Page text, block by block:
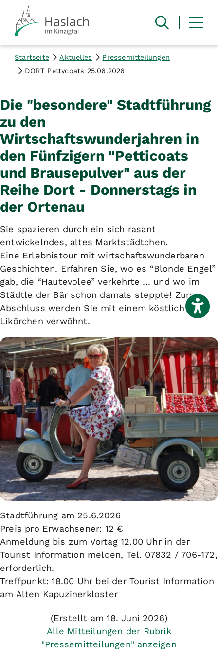
Startseite Aktuelles
Pressemitteilungen
DORT Pettycoats 25.06.2026
Die "besondere" Stadtführung
zu den
Wirtschaftswunderjahren in
den Fünfzigern "Petticoats
und Brausepulver" aus der
Reihe Dort - Donnerstags in
der Ortenau
Sie spazieren durch ein sich rasant
entwickelndes, altes Marktstädtchen.
Eine Erlebnistour mit wirtschaftswunderbaren
Geschichten. Erfahren Sie, wo es “Blonde Engel”
gab, die “Hautevolee” verkehrte ... und wo im
Städtle der Bär schon damals steppte! Zum
Abschluss werden Sie mit einem köstlichen
Likörchen verwöhnt.
Stadtführung am 25.6.2026
Preis pro Erwachsener: 12 €
Anmeldung bis zum Vortag 12.00 Uhr in der
Tourist Information melden, Tel. 07832 / 706-172,
erforderlich.
Treffpunkt: 18.00 Uhr bei der Tourist Information
am Alten Kapuzinerkloster
(Erstellt am 18. Juni 2026)
Alle Mitteilungen der Rubrik
"Pressemitteilungen" anzeigen